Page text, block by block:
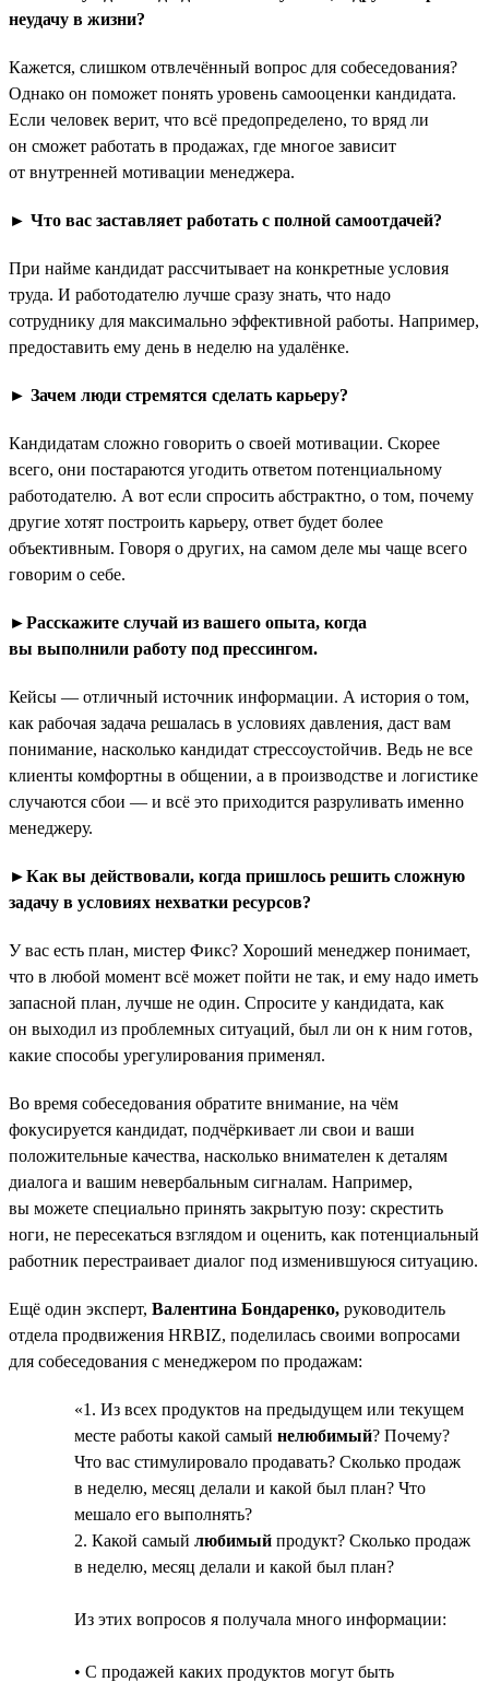
неудачу в жизни?
Кажется, слишком отвлечённый вопрос для собеседования?
Однако он поможет понять уровень самооценки кандидата.
Если человек верит, что всё предопределено, то вряд ли
он сможет работать в продажах, где многое зависит
от внутренней мотивации менеджера.
► Что вас заставляет работать с полной самоотдачей?
При найме кандидат рассчитывает на конкретные условия
труда. И работодателю лучше сразу знать, что надо
сотруднику для максимально эффективной работы. Например,
предоставить ему день в неделю на удалёнке.
► Зачем люди стремятся сделать карьеру?
Кандидатам сложно говорить о своей мотивации. Скорее
всего, они постараются угодить ответом потенциальному
работодателю. А вот если спросить абстрактно, о том, почему
другие хотят построить карьеру, ответ будет более
объективным. Говоря о других, на самом деле мы чаще всего
говорим о себе.
►Расскажите случай из вашего опыта, когда
вы выполнили работу под прессингом.
Кейсы — отличный источник информации. А история о том,
как рабочая задача решалась в условиях давления, даст вам
понимание, насколько кандидат стрессоустойчив. Ведь не все
клиенты комфортны в общении, а в производстве и логистике
случаются сбои — и всё это приходится разруливать именно
менеджеру.
►Как вы действовали, когда пришлось решить сложную
задачу в условиях нехватки ресурсов?
У вас есть план, мистер Фикс? Хороший менеджер понимает,
что в любой момент всё может пойти не так, и ему надо иметь
запасной план, лучше не один. Спросите у кандидата, как
он выходил из проблемных ситуаций, был ли он к ним готов,
какие способы урегулирования применял.
Во время собеседования обратите внимание, на чём
фокусируется кандидат, подчёркивает ли свои и ваши
положительные качества, насколько внимателен к деталям
диалога и вашим невербальным сигналам. Например,
вы можете специально принять закрытую позу: скрестить
ноги, не пересекаться взглядом и оценить, как потенциальный
работник перестраивает диалог под изменившуюся ситуацию.
Ещё один эксперт, Валентина Бондаренко, руководитель
отдела продвижения HRBIZ, поделилась своими вопросами
для собеседования с менеджером по продажам:
«1. Из всех продуктов на предыдущем или текущем
месте работы какой самый нелюбимый? Почему?
Что вас стимулировало продавать? Сколько продаж
в неделю, месяц делали и какой был план? Что
мешало его выполнять?
2. Какой самый любимый продукт? Сколько продаж
в неделю, месяц делали и какой был план?
Из этих вопросов я получала много информации:
• С продажей каких продуктов могут быть